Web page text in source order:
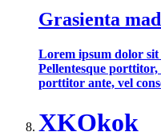
Grasienta
Lorem ipsum dolor sit
Pellentesque
porttitor ante, vel
XKOkok